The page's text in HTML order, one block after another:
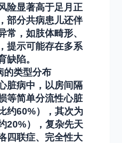
险显著高于足月正
部分共病患儿还伴
常，如肢体畸形、
提示可能存在多系
缺陷。
的类型分布
脏病中，以房间隔
等简单分流性心脏
约60%），其次为
20%），复杂先天
四联症、完全性大